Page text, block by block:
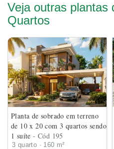
Veja outras plantas
Quartos
Planta de sobrado em terreno
de 10 x 20 com 3 quartos sendo
1 suíte- Cód 195
3 quarto · 160 m²